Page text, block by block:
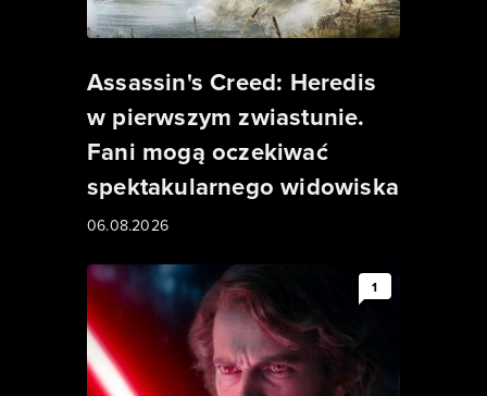
Assassin's Creed: Heredis
w pierwszym zwiastunie.
Fani mogą oczekiwać
spektakularnego widowiska
06.08.2026
1